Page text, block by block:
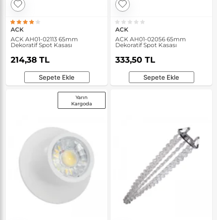
ACK
ACK AH01-02113 65mm
Dekoratif Spot Kasası
214,38 TL
Sepete Ekle
ACK
ACK AH01-02056 65mm
Dekoratif Spot Kasası
333,50 TL
Sepete Ekle
Yarın
Kargoda